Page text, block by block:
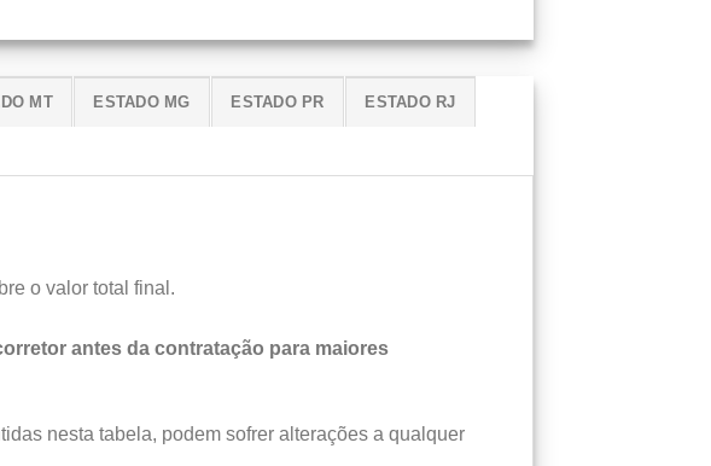
MT ESTADO MG ESTADO PR ESTADO RJ
o valor total final.
antes da contratação para maiores
nesta tabela, podem sofrer alterações a qualquer